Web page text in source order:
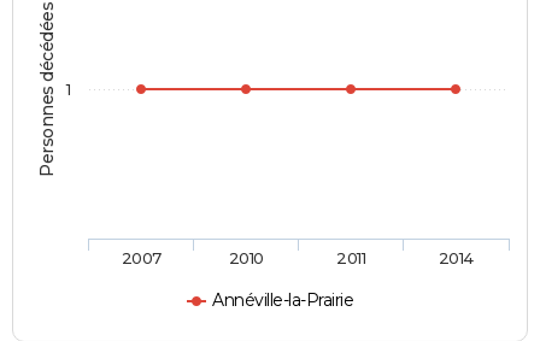
Personnes décédées
Annéville-la-Prairie
2007 2010 2011 2014
1